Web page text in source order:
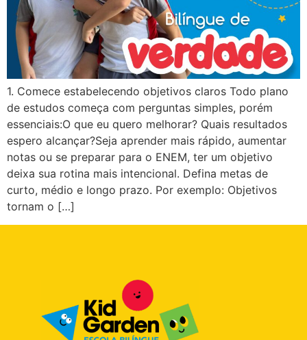
1. Comece estabelecendo objetivos claros Todo plano
de estudos começa com perguntas simples, porém
essenciais:O que eu quero melhorar? Quais resultados
espero alcançar?Seja aprender mais rápido, aumentar
notas ou se preparar para o ENEM, ter um objetivo
deixa sua rotina mais intencional. Defina metas de
curto, médio e longo prazo. Por exemplo: Objetivos
tornam o […]